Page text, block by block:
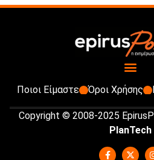
Ποιοι Είμαστε Όροι Χρήσης
Copyright © 2008-2025
PlanTech